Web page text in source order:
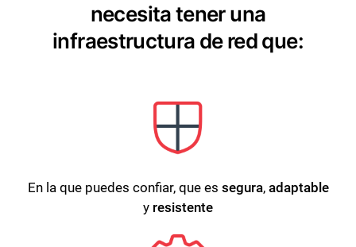
necesita tener una
infraestructura de red que:
En la que puedes confiar, que es segura, adaptable
y resistente